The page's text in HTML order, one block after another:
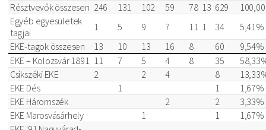
Résztvevők összesen 246 131 102 59 78 13 629
Egyéb egyesületek
tagjai
1 5 9 7 11 1 34
5,41%
EKE-tagok összesen
13 10 13 16 8 60
9,54%
EKE – Kolozsvár 1891 11 7 5 4 8 35
Csíkszéki EKE
2 2 4 8
EKE Dés
1 1
1,67%
EKE Háromszék
2 2
3,33%
EKE Marosvásárhely
1 1
1,67%